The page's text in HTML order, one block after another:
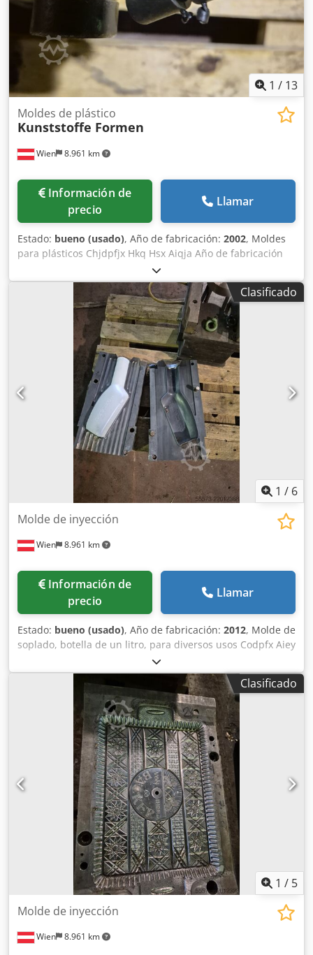
1 / 13
Wien 8.961 km
Moldes de plástico
Kunststoffe Formen
Información de
precio
Llamar
Estado: bueno (usado), Año de fabricación: 2002, Moldes
para plásticos Chjdpfjx Hkq Hsx Aiqja Año de fabricación
Clasificado
1 / 6
Wien 8.961 km
Molde de inyección
Información de
precio
Llamar
Estado: bueno (usado), Año de fabricación: 2012, Molde de
soplado, botella de un litro, para diversos usos Codpfx Aiey
Clasificado
1 / 5
Wien 8.961 km
Molde de inyección